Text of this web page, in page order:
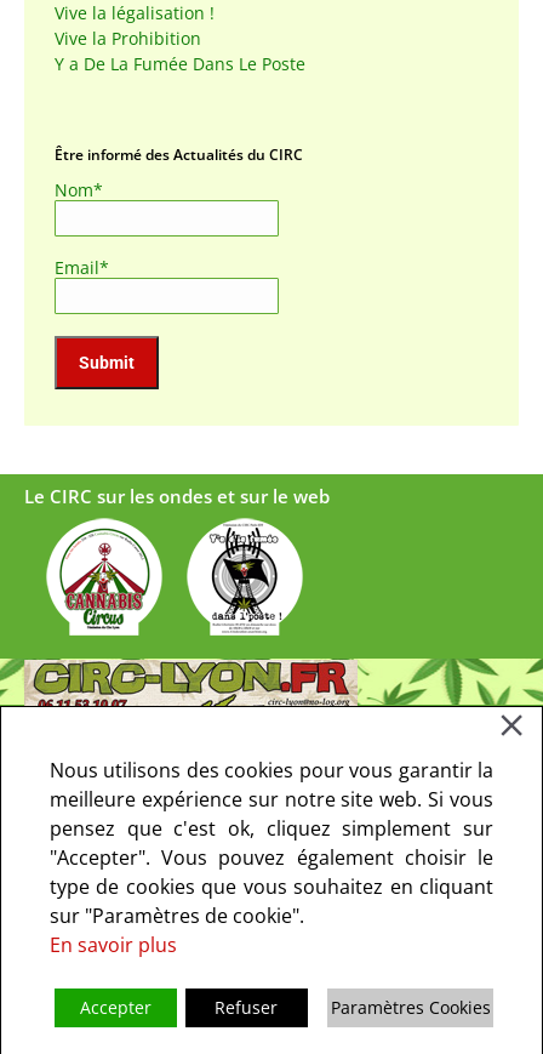
Vive la légalisation !
Vive la Prohibition
Y a De La Fumée Dans Le Poste
Être informé des Actualités du CIRC
Nom*
Email*
Le CIRC sur les ondes et sur le web
Nous utilisons des cookies pour vous garantir la
meilleure expérience sur notre site web. Si vous
pensez que c'est ok, cliquez simplement sur
"Accepter". Vous pouvez également choisir le
type de cookies que vous souhaitez en cliquant
sur "Paramètres de cookie".
En savoir plus
Accepter Refuser Paramètres Cookies